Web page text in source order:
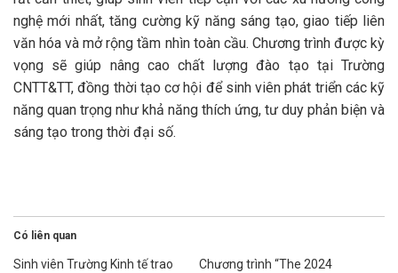
nghệ mới nhất, tăng cường kỹ năng sáng tạo, giao tiếp liên
văn hóa và mở rộng tầm nhìn toàn cầu. Chương trình được kỳ
vọng sẽ giúp nâng cao chất lượng đào tạo tại Trường
CNTT&TT, đồng thời tạo cơ hội để sinh viên phát triển các kỹ
năng quan trọng như khả năng thích ứng, tư duy phản biện và
sáng tạo trong thời đại số.
Có liên quan
Sinh viên Trường Kinh tế trao
Chương trình “The 2024